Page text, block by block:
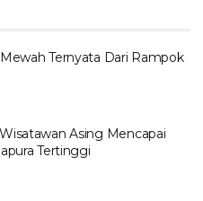
Ternyata Dari Rampok
Asing Mencapai
Tertinggi